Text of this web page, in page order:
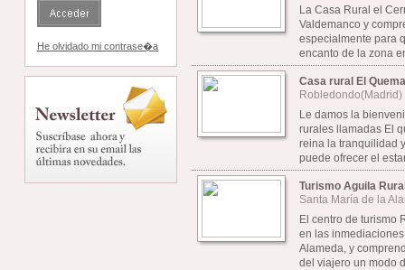
He olvidado mi contrase�a
La Casa Rural el
Valdemanco y
especialmente para
encanto de la zona
Casa rural El
Robledondo(Madrid)
Le damos la
rurales llamadas El
reina la tranquilidad
puede ofrecer el
Turismo Aguila
Santa María de la
El centro de turismo
en las
Alameda, y
del viajero un modo